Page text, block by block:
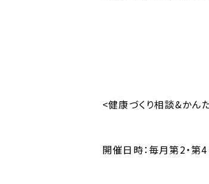
<健康づくり相談&かん
開催日時：毎月第2・